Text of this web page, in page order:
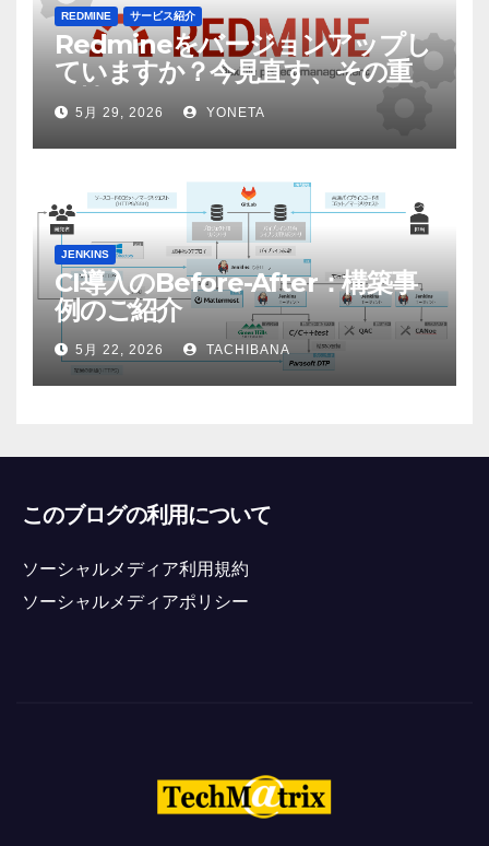
REDMINE サービス紹介
Redmineをバージョンアップし
ていますか？今見直す、その重
要性
5月 29, 2026 YONETA
JENKINS
CI導入のBefore-After：構築事
例のご紹介
5月 22, 2026 TACHIBANA
このブログの利用について
ソーシャルメディア利用規約
ソーシャルメディアポリシー